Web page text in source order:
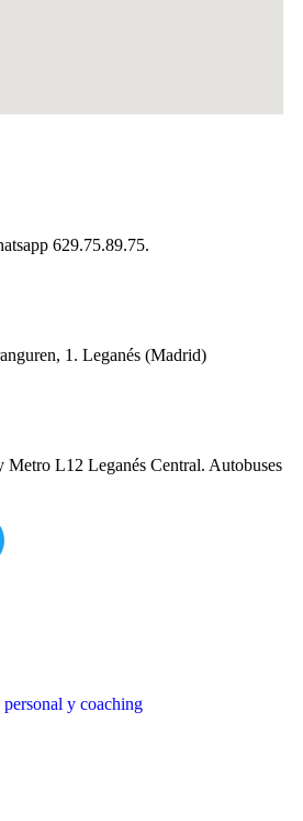
629.75.89.75.
1. Leganés (Madrid)
L12 Leganés Central. Autobuses
y coaching